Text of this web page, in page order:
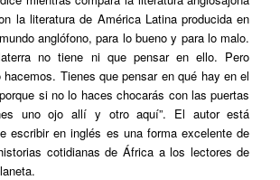
la literatura de América Latina producida en
anglófono, para lo bueno y para lo malo.
no tiene ni que pensar en ello. Pero
Tienes que pensar en qué hay en el
si no lo haces chocarás con las puertas
uno ojo allí y otro aquí”. El autor está
escribir en inglés es una forma excelente de
cotidianas de África a los lectores de